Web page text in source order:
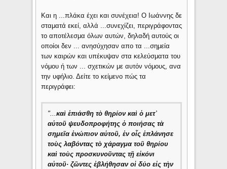
Και η ...πλάκα έχει και συνέχεια! Ο Ιωάννης δε
σταματά εκεί, αλλά ...συνεχίζει, περιγράφοντας
το αποτέλεσμα όλων αυτών, δηλαδή αυτούς οι
οποίοι δεν ... ανησύχησαν απο τα ...σημεία
των καιρών και υπέκυψαν στα κελεύσματα του
νόμου ή των ... σχετικών με αυτόν νόμους, ανα
την υφήλιο. Δείτε το κείμενο πώς τα
περιγράφει:
"...καὶ ἐπιάσθη τὸ θηρίον καὶ ὁ μετ᾿
αὐτοῦ ψευδοπροφήτης ὁ ποιήσας τὰ
σημεῖα ἐνώπιον αὐτοῦ, ἐν οἷς ἐπλάνησε
τοὺς λαβόντας τὸ χάραγμα τοῦ θηρίου
καὶ τοὺς προσκυνοῦντας τῇ εἰκόνι
αὐτοῦ· ζῶντες ἐβλήθησαν οἱ δύο εἰς τὴν